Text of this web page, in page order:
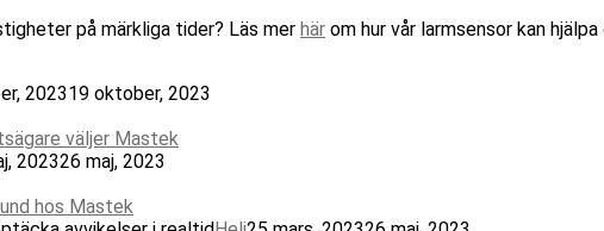
på märkliga tider? Läs mer här om hur vår larmsensor kan hjälpa
202319 oktober, 2023
väljer Mastek
202326 maj, 2023
hos Mastek